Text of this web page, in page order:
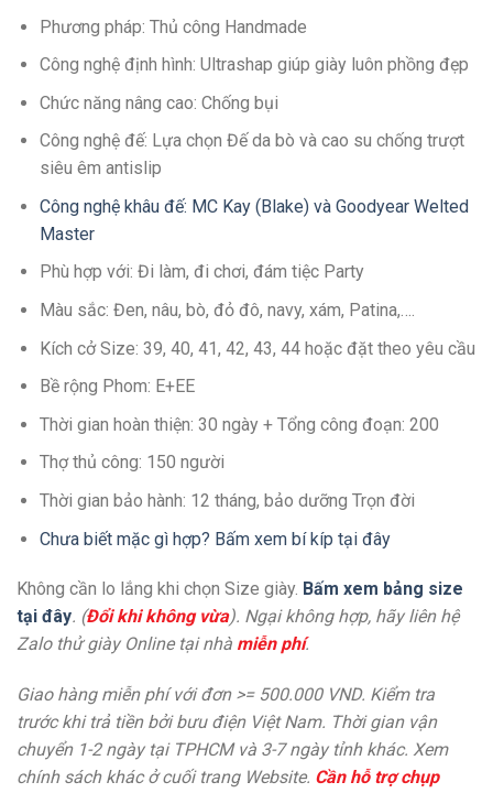
Phương pháp: Thủ công Handmade
Công nghệ định hình: Ultrashap giúp giày luôn phồng đẹp
Chức năng nâng cao: Chống bụi
Công nghệ đế: Lựa chọn Đế da bò và cao su chống trượt
siêu êm antislip
Công nghệ khâu đế: MC Kay (Blake) và Goodyear Welted
Master
Phù hợp với: Đi làm, đi chơi, đám tiệc Party
Màu sắc: Đen, nâu, bò, đỏ đô, navy, xám, Patina,….
Kích cở Size: 39, 40, 41, 42, 43, 44 hoặc đặt theo yêu cầu
Bề rộng Phom: E+EE
Thời gian hoàn thiện: 30 ngày + Tổng công đoạn: 200
Thợ thủ công: 150 người
Thời gian bảo hành: 12 tháng, bảo dưỡng Trọn đời
Chưa biết mặc gì hợp? Bấm xem bí kíp tại đây
Không cần lo lắng khi chọn Size giày. Bấm xem bảng size
tại đây. (Đổi khi không vừa). Ngại không hợp, hãy liên hệ
Zalo thử giày Online tại nhà miễn phí.
Giao hàng miễn phí với đơn >= 500.000 VND. Kiểm tra
trước khi trả tiền bởi bưu điện Việt Nam. Thời gian vận
chuyển 1-2 ngày tại TPHCM và 3-7 ngày tỉnh khác. Xem
chính sách khác ở cuối trang Website. Cần hỗ trợ chụp